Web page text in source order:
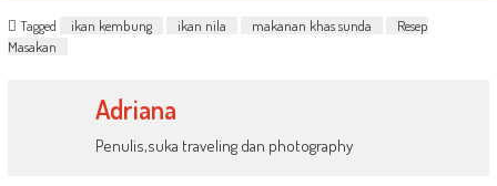
Tagged ikan kembung ikan nila makanan khas sunda
Resep
Masakan
Adriana
Penulis,suka traveling dan photography